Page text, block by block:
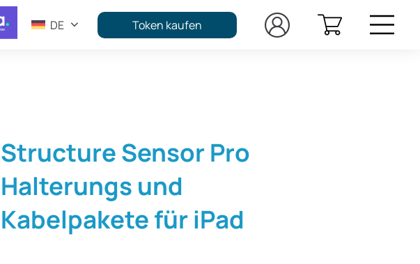
DE Token kaufen
Structure Sensor Pro
Halterungs und
Kabelpakete für iPad